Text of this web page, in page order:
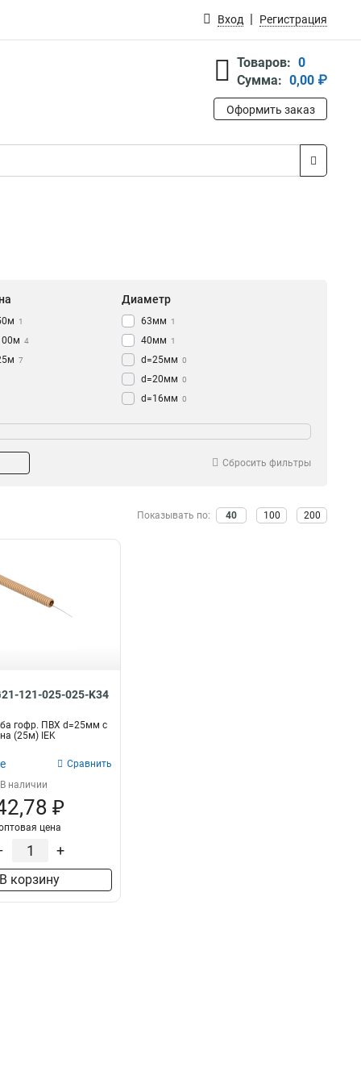
Вход Регистрация
Товаров: 0
Сумма: 0,00 ₽
Оформить заказ
1
4
7
Диаметр
63мм 1
40мм 1
d=25мм 0
d=20мм 0
d=16мм 0
32мм 2
10мм 4
Сбросить фильтры
Показывать по: 40 100 200
121-025-025-K34
гофр. ПВХ d=25мм с
(25м) IEK
Сравнить
В наличии
₽
цена
+
В корзину